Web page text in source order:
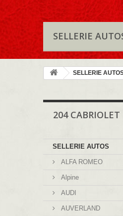
SELLERIE
SELLERIE
204 CABRIOLET
SELLERIE AUTOS
ALFA ROMEO
Alpine
AUDI
AUVERLAND